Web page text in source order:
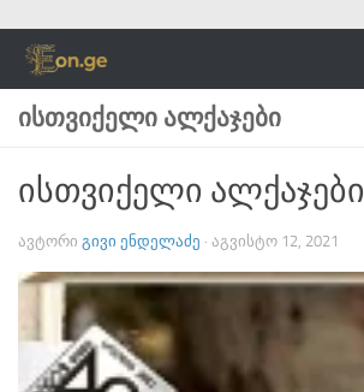
Skip to content
ᲘᲡᲗᲕᲘᲥᲔᲚᲘ ᲐᲚᲥᲐᲯᲔᲑᲘ
ისთვიქელი ალქაჯები
ᲐᲕᲢᲝᲠᲘ ᲒᲘᲕᲘ ᲔᲜᲓᲔᲚᲐᲫᲔ · ᲐᲒᲕᲘᲡᲢᲝ 12, 2021